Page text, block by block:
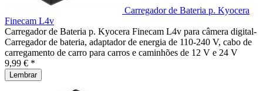
Carregador de Bateria p. Kyocera
Finecam L4v
Carregador de Bateria p. Kyocera Finecam L4v para câmera digital-
Carregador de bateria, adaptador de energia de 110-240 V, cabo de
carregamento de carro para carros e caminhões de 12 V e 24 V
9,99 € *
Lembrar